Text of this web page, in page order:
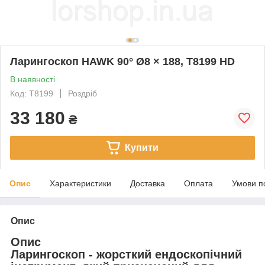
Ларингоскоп HAWK 90° Ø8 × 188, T8199 HD
В наявності
Код: T8199
Роздріб
33 180 ₴
Купити
Опис Характеристики Доставка Оплата Умови
Опис
Опис
Ларингоскоп - жорсткий ендоскопічний